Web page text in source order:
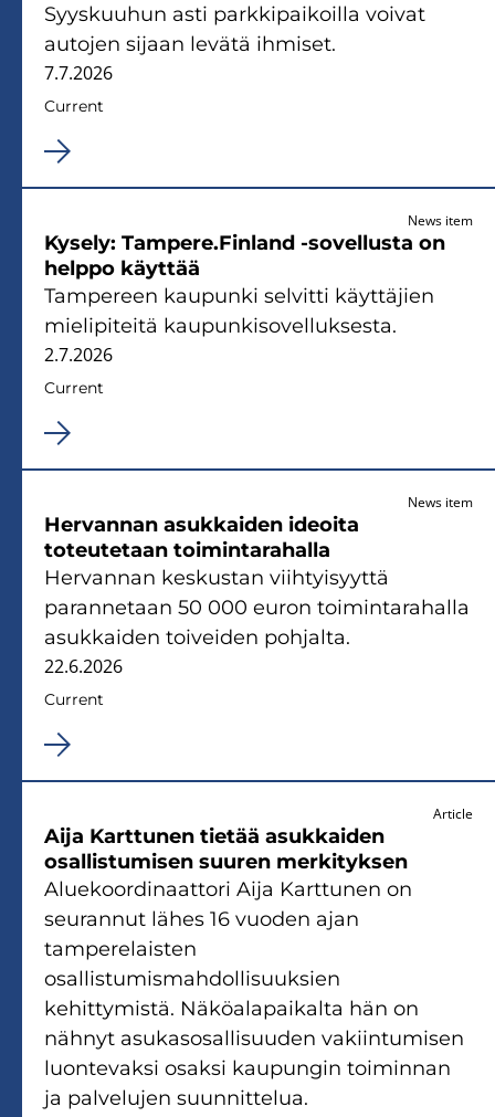
Syyskuuhun asti parkkipaikoilla voivat
autojen sijaan levätä ihmiset.
7.7.2026
Current
News item
Kysely: Tampere.Finland -sovellusta on
helppo käyttää
Tampereen kaupunki selvitti käyttäjien
mielipiteitä kaupunkisovelluksesta.
2.7.2026
Current
News item
Hervannan asukkaiden ideoita
toteutetaan toimintarahalla
Hervannan keskustan viihtyisyyttä
parannetaan 50 000 euron toimintarahalla
asukkaiden toiveiden pohjalta.
22.6.2026
Current
Article
Aija Karttunen tietää asukkaiden
osallistumisen suuren merkityksen
Aluekoordinaattori Aija Karttunen on
seurannut lähes 16 vuoden ajan
tamperelaisten
osallistumismahdollisuuksien
kehittymistä. Näköalapaikalta hän on
nähnyt asukasosallisuuden vakiintumisen
luontevaksi osaksi kaupungin toiminnan
ja palvelujen suunnittelua.